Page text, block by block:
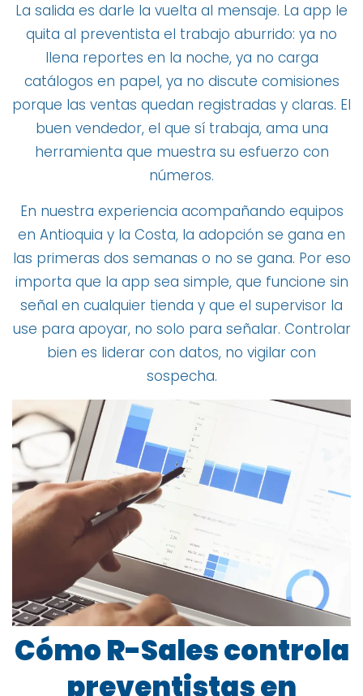
La salida es darle la vuelta al mensaje. La app le
quita al preventista el trabajo aburrido: ya no
llena reportes en la noche, ya no carga
catálogos en papel, ya no discute comisiones
porque las ventas quedan registradas y claras. El
buen vendedor, el que sí trabaja, ama una
herramienta que muestra su esfuerzo con
números.
En nuestra experiencia acompañando equipos
en Antioquia y la Costa, la adopción se gana en
las primeras dos semanas o no se gana. Por eso
importa que la app sea simple, que funcione sin
señal en cualquier tienda y que el supervisor la
use para apoyar, no solo para señalar. Controlar
bien es liderar con datos, no vigilar con
sospecha.
Cómo R-Sales controla
preventistas en